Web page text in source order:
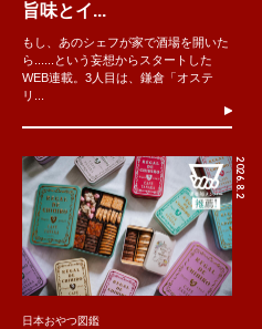
旨味とイ...
もし、あのシェフが家で酒場を開いた
ら......という妄想からスタートした
WEB連載。3人目は、鎌倉「オステ
リ...
2026.8.2
日本おやつ図鑑